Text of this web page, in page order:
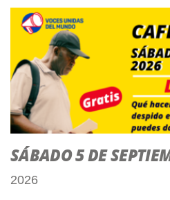
SÁBADO 5 DE
2026